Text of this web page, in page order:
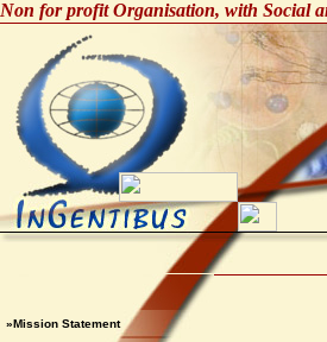
Non for profit Organisation, with Social
»Mission Statement